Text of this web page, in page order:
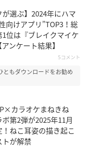
が選ぶ】2024年にハマ
向けアプリ”TOP3！総
位は『ブレイクマイケ
ンケート結果】
5コメント
ともダウンロードをお勧め
カラオケまねきね
ボ第2弾が2025年11月
！ねこ耳姿の描き起こ
トが解禁